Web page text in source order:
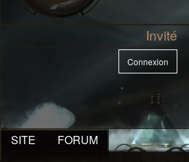
Invité
Connexion
SITE FORUM